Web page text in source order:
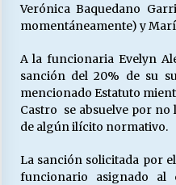
Verónica Baquedano
momentáneamente) y
A la funcionaria Evelyn
sanción del 20% de su
mencionado Estatuto
Castro se absuelve por
de algún ilícito normativo.
La sanción solicitada por
funcionario asignado